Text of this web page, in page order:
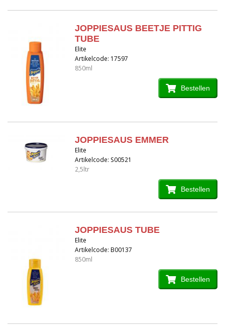
JOPPIESAUS BEETJE PITTIG
TUBE
Elite
Artikelcode: 17597
850ml
Bestellen
JOPPIESAUS EMMER
Elite
Artikelcode: S00521
2,5ltr
Bestellen
JOPPIESAUS TUBE
Elite
Artikelcode: B00137
850ml
Bestellen